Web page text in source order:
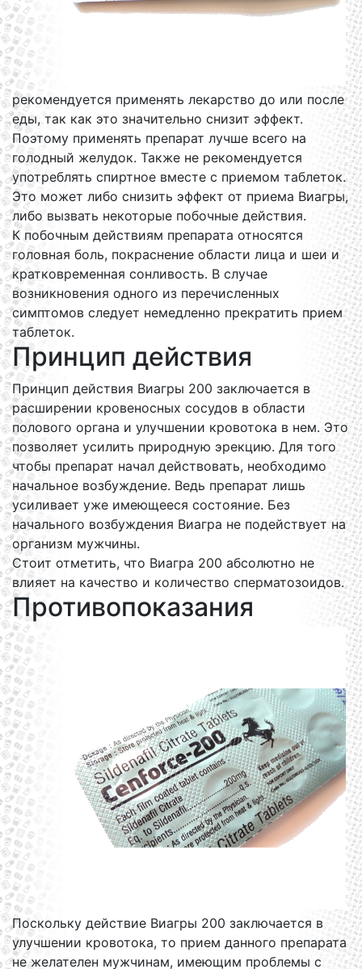
рекомендуется применять лекарство до или после
еды, так как это значительно снизит эффект.
Поэтому применять препарат лучше всего на
голодный желудок. Также не рекомендуется
употреблять спиртное вместе с приемом таблеток.
Это может либо снизить эффект от приема Виагры,
либо вызвать некоторые побочные действия.
К побочным действиям препарата относятся
головная боль, покраснение области лица и шеи и
кратковременная сонливость. В случае
возникновения одного из перечисленных
симптомов следует немедленно прекратить прием
таблеток.
Принцип действия
Принцип действия Виагры 200 заключается в
расширении кровеносных сосудов в области
полового органа и улучшении кровотока в нем. Это
позволяет усилить природную эрекцию. Для того
чтобы препарат начал действовать, необходимо
начальное возбуждение. Ведь препарат лишь
усиливает уже имеющееся состояние. Без
начального возбуждения Виагра не подействует на
организм мужчины.
Стоит отметить, что Виагра 200 абсолютно не
влияет на качество и количество сперматозоидов.
Противопоказания
Поскольку действие Виагры 200 заключается в
улучшении кровотока, то прием данного препарата
не желателен мужчинам, имеющим проблемы с